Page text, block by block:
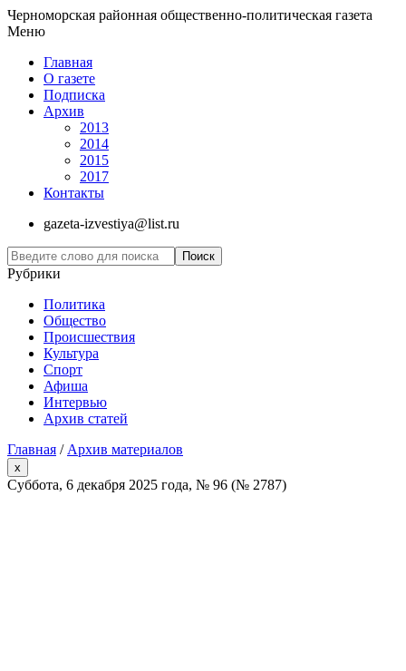
Черноморская районная общественно-политическая газета
Меню
Главная
О газете
Подписка
Архив
2013
2014
2015
2017
Контакты
gazeta-izvestiya@list.ru
Рубрики
Политика
Общество
Проиcшествия
Культура
Спорт
Афиша
Интервью
Архив статей
Главная / Архив материалов
x
Суббота, 6 декабря 2025 года, № 96 (№ 2787)